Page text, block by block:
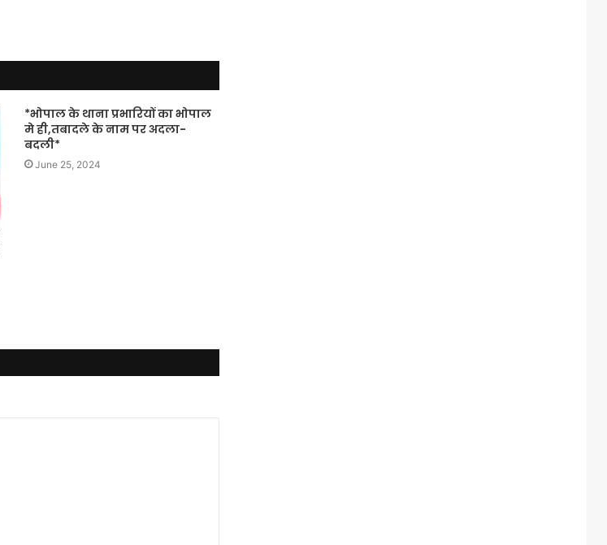
*भोपाल के थाना प्रभारियों का भोपाल
मे ही,तबादले के नाम पर अदला-
बदली*
June 25, 2024